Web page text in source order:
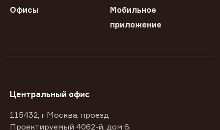
Офисы
Мобильное
приложение
Центральный офис
115432, г Москва, проезд
Проектируемый 4062-й, дом 6,